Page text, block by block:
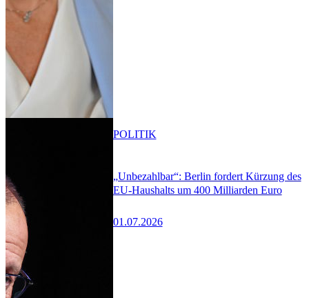
„Unbezahlbar“: Berlin fordert Kürzung des
EU-Haushalts um 400 Milliarden Euro
01.07.2026
POLITIK